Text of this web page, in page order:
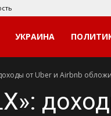
УКРАИНА
от Uber и Airbnb